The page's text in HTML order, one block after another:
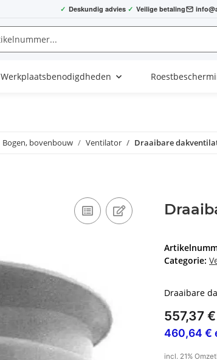
✓ Deskundig advies ✓ Veilige betaling
Werkplaatsbenodigdheden
Bogen, bovenbouw Ventilator Draaibare
Categorie:
Draaibare
557,37 €
460,64 €
incl. 21%